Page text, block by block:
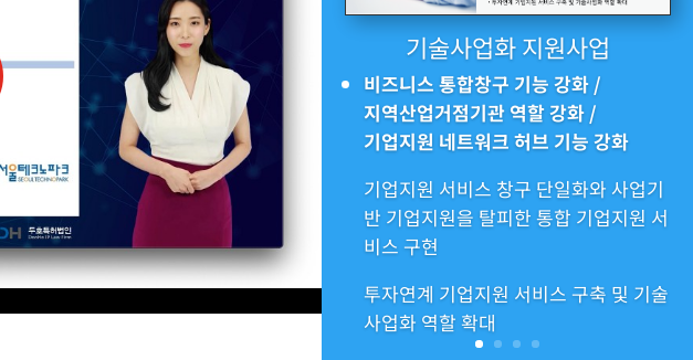
기술사업화 지원사업
비즈니스 통합창구 기능 강화 /
지역산업거점기관 역할 강화 /
기업지원 네트워크 허브 기능 강화
기업지원 서비스 창구 단일화와 사업기
반 기업지원을 탈피한 통합 기업지원 서
비스 구현
투자연계 기업지원 서비스 구축 및 기술
사업화 역할 확대